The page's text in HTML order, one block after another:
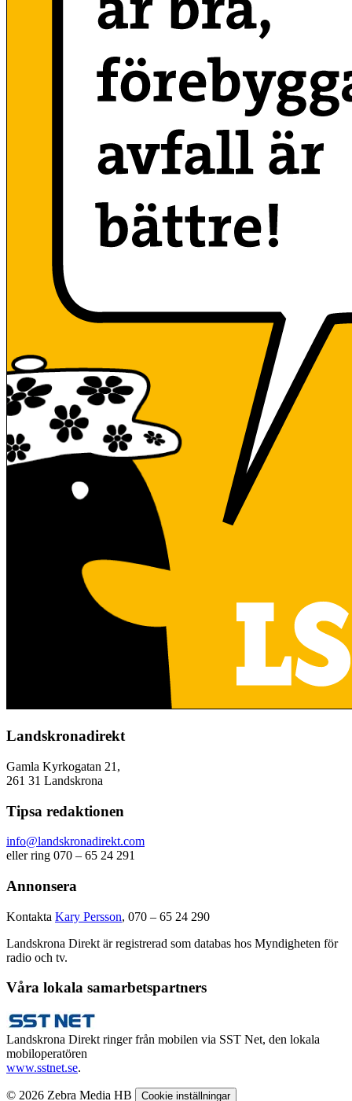
Landskronadirekt
Gamla Kyrkogatan 21,
261 31 Landskrona
Tipsa redaktionen
info@landskronadirekt.com
eller ring 070 – 65 24 291
Annonsera
Kontakta Kary Persson, 070 – 65 24 290
Landskrona Direkt är registrerad som databas hos Myndigheten för
radio och tv.
Våra lokala samarbetspartners
Landskrona Direkt ringer från mobilen via SST Net, den lokala
mobiloperatören
www.sstnet.se.
© 2026 Zebra Media HB Cookie inställningar